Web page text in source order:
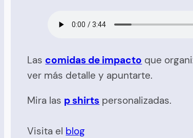
Las comidas de impacto que
ver más detalle y apuntarte.
Mira las p shirts personalizadas.
Visita el blog